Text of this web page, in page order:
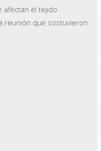
afectan el tejido
reunión que sostuvieron